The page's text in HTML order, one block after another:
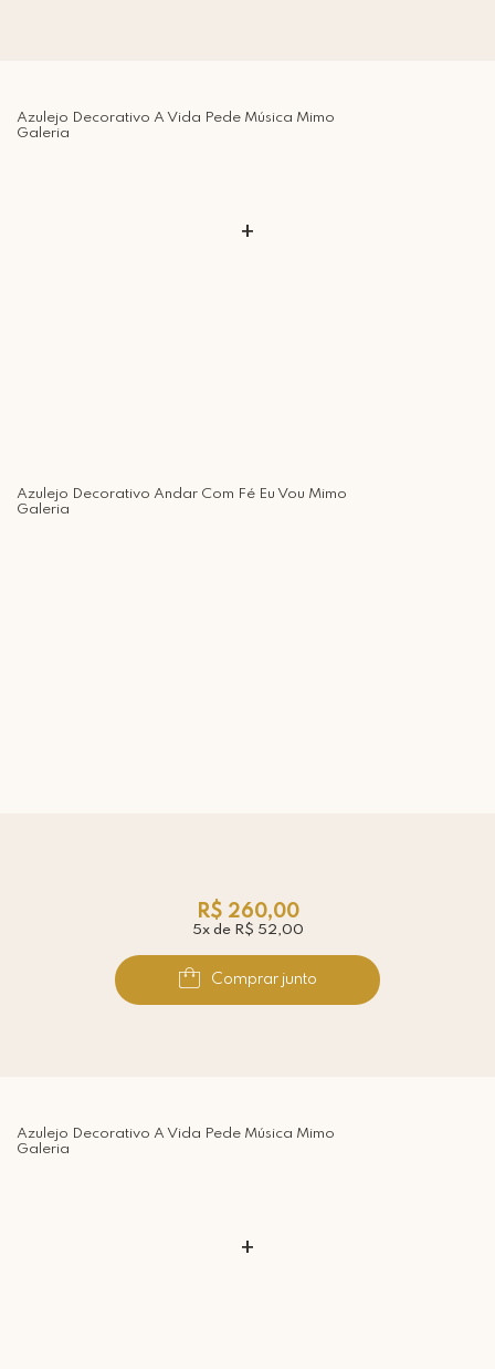
Azulejo Decorativo A Vida Pede Música Mimo
Galeria
+
Azulejo Decorativo Andar Com Fé Eu Vou Mimo
Galeria
R$ 260,00
5x de R$ 52,00
Comprar junto
Azulejo Decorativo A Vida Pede Música Mimo
Galeria
+